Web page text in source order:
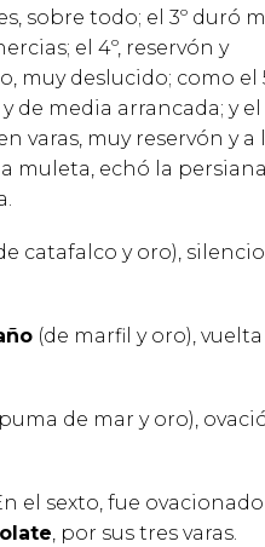
sobre todo; el 3º duró
el 4º, reservón y
muy deslucido; como el
de media arrancada; y el
varas, muy reservón y a
muleta, echó la
catafalco y oro),
(de marfil y oro),
de mar y oro),
el sexto, fue ovacionado
, por sus tres varas.